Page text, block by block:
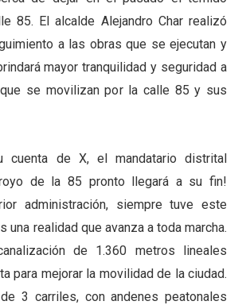
85. El alcalde Alejandro Char realizó
a las obras que se ejecutan y
mayor tranquilidad y seguridad a
se movilizan por la calle 85 y sus
cuenta de X, el mandatario distrital
de la 85 pronto llegará a su fin!
administración, siempre tuve este
una realidad que avanza a toda marcha.
de 1.360 metros lineales
para mejorar la movilidad de la ciudad.
3 carriles, con andenes peatonales